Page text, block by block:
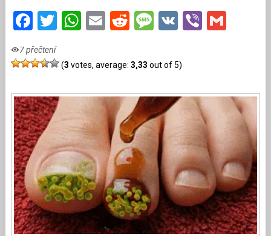
Facebook
Twitter
WhatsApp
EmailRedditMessage
VKViber
7 přečtení
(3 votes, average: 3,33 out of 5)